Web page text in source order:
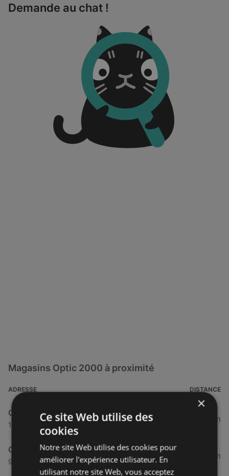
Demande au chat !
Magasins Optic 2000 à proximité
ADRESSE DISTANCE
Optic 2000
18 Rue Henri Provostic, 29830 Ploudalmézeau
33,6 km
Optic 2000
9 Rue Saint Yves, 29290 Saint-Renan
35,01 km
×
Ce site Web utilise des
cookies
Notre site Web utilise des cookies pour
améliorer l'expérience utilisateur. En
utilisant notre site Web, vous acceptez